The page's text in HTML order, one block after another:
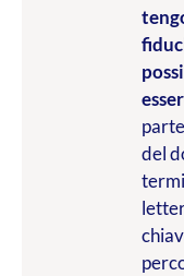
del